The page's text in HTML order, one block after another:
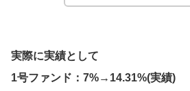
実際に実績として
1号ファンド：7%→14.31%(実績)